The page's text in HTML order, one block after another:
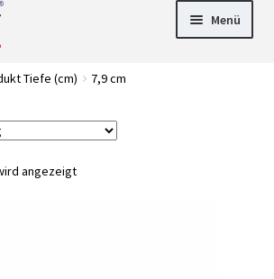
Menü
Tiefe (cm) 7,9 cm
angezeigt